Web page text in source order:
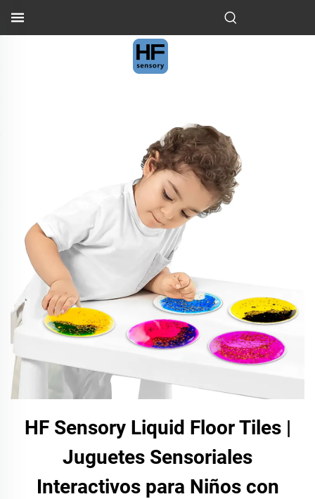
HF Sensory Liquid Floor Tiles |
Juguetes Sensoriales
Interactivos para Niños con